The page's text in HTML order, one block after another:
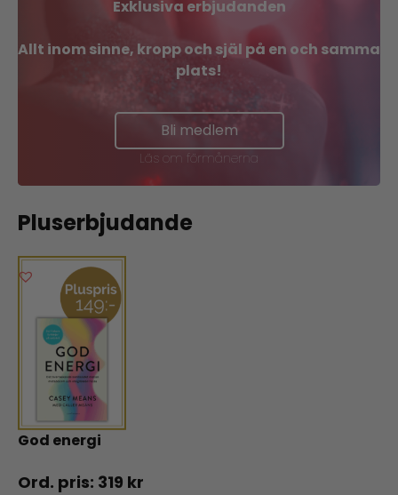
Exklusiva erbjudanden
Allt inom sinne, kropp och själ på en och samma
plats!
Bli medlem
Läs om förmånerna
Pluserbjudande
God energi
319 kr